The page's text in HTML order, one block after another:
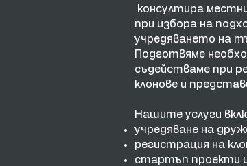
консултира
при избора на
учредяването на
Подготвяме
съдействаме при
клонове и
Нашите услуги
учредяване на
регистрация на
стартъп проекти